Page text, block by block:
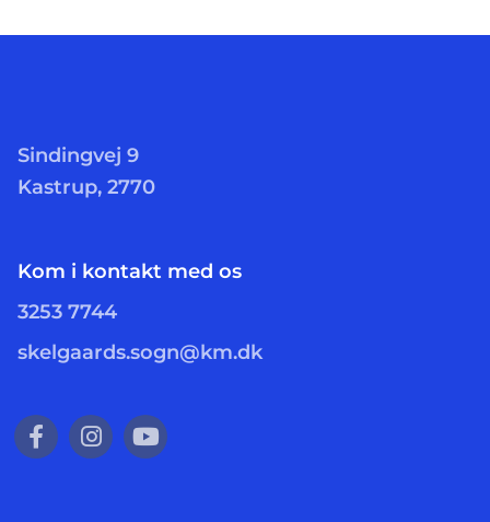
Sindingvej 9
Kastrup, 2770
Kom i kontakt med os
3253 7744
skelgaards.sogn@km.dk